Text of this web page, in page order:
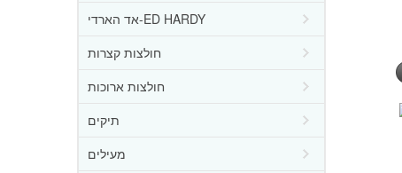
אד הארדי-ED HARDY
חולצות קצרות
חולצות ארוכות
תיקים
מעילים